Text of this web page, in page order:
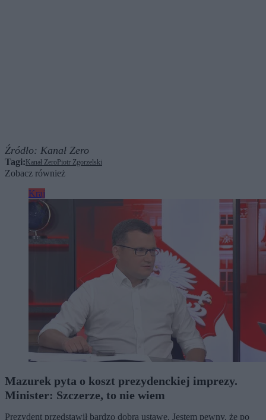
Źródło: Kanał Zero
Tagi: Kanał Zero Piotr Zgorzelski
Zobacz również
Kraj
Mazurek pyta o koszt prezydenckiej imprezy.
Minister: Szczerze, to nie wiem
Prezydent przedstawił bardzo dobrą ustawę. Jestem pewny, że po